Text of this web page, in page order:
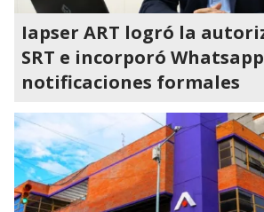
Iapser ART logró la
SRT e incorporó
notificaciones formales